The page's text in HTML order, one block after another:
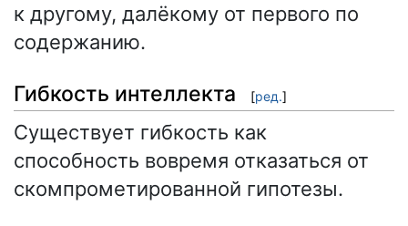
к другому, далёкому от первого по
содержанию.
Гибкость интеллекта [ред.]
Существует гибкость как
способность вовремя отказаться от
скомпрометированной гипотезы.